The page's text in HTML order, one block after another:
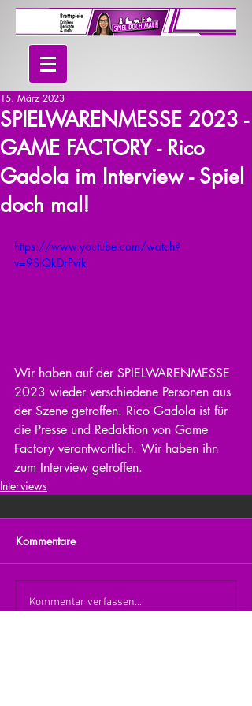
SPIELWARENMESSE 2023 -
GAME FACTORY - Rico
Gadola im Interview - Spiel
doch mal!
15. März 2023
https://www.youtube.com/watch?
v=9SlQkDrPvik
Wir haben auf der SPIELWARENMESSE
2023 wieder verschiedene Personen aus
der Szene getroffen. Rico Gadola ist für
die Presse und Redaktion von Game
Factory verantwortlich. Wir haben ihn
zum Interview getroffen.
Interviews
Kommentare
Kommentar verfassen...